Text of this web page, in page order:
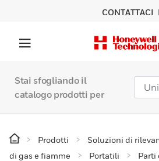
CONTATTACI
Stai sfogliando il
catalogo prodotti per
Prodotti Soluzioni di
di gas e fiamme
Portatili
Parti